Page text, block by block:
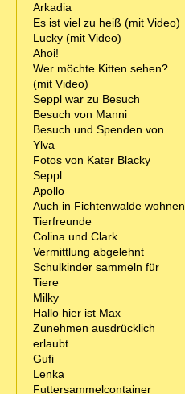
Arkadia
Es ist viel zu heiß (mit Video)
Lucky (mit Video)
Ahoi!
Wer möchte Kitten sehen?
(mit Video)
Seppl war zu Besuch
Besuch von Manni
Besuch und Spenden von
Ylva
Fotos von Kater Blacky
Seppl
Apollo
Auch in Fichtenwalde wohnen
Tierfreunde
Colina und Clark
Vermittlung abgelehnt
Schulkinder sammeln für
Tiere
Milky
Hallo hier ist Max
Zunehmen ausdrücklich
erlaubt
Gufi
Lenka
Futtersammelcontainer